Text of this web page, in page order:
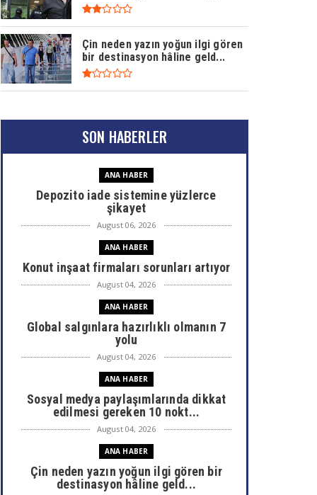
Çin neden yazın yoğun ilgi gören
bir destinasyon hâline geld...
SON HABERLER
ANA HABER
Depozito iade sistemine yüzlerce
şikayet
August 06, 2026
ANA HABER
Konut inşaat firmaları sorunları artıyor
August 04, 2026
ANA HABER
Global salgınlara hazırlıklı olmanın 7
yolu
August 04, 2026
ANA HABER
Sosyal medya paylaşımlarında dikkat
edilmesi gereken 10 nokt...
August 04, 2026
ANA HABER
Çin neden yazın yoğun ilgi gören bir
destinasyon hâline geld...